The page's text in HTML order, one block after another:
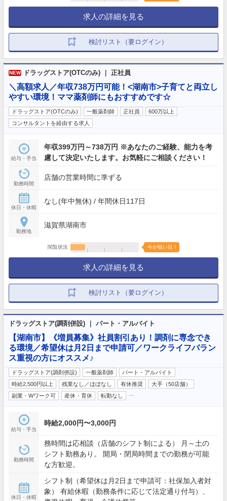
求人の詳細を見る
検討リスト（要ログイン）
NEW ドラッグストア(OTCのみ) ｜ 正社員
＼高額求人／年収738万円可能！<湖南市>子育てと両立し
やすい環境！ママ薬剤師にもおすすめです☆
ドラッグストア(OTCのみ) 一般薬剤師 正社員
600万以上
コンサルタントを経由する求人
給与・手当
年収399万円～738万円 ※あなたのご経験、能力を考
慮して決定いたします。お気軽にご相談ください！
勤務時間
店舗の営業時間に準ずる
休日・休暇
なし(年中無休) / 年間休日117日
勤務地
滋賀県湖南市
閲覧状況 今が狙い目！
求人の詳細を見る
検討リスト（要ログイン）
ドラッグストア(調剤併設) ｜ パート・アルバイト
【湖南市】《増員募集》社員割引あり！調剤に専念でき
る環境／希望休は月2日まで申請可／ワークライフバラン
ス重視の方にオススメ♪
ドラッグストア(調剤併設) 一般薬剤師
パート・アルバイト
時給2,500円以上
残業なし／ほぼなし 有休推奨
大手（50店舗）
副業・Wワーク可
産休・育休 転勤なし
給与・手当
時給2,000円〜3,000円
勤務時間
務時間は応相談（店舗のシフト制による） 月～土の
シフト勤務あり。 開局・閉局時間までの勤務が可能
な方歓迎。
休日・休暇
シフト制（希望休は月2日まで申請可：社保加入者対
象） 有給休暇（勤務条件に応じて法定通り付与）、